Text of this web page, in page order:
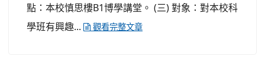
點：本校慎思樓B1博學講堂。 (三) 對象：對本校科
學班有興趣...
觀看完整文章